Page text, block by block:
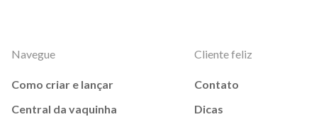
Navegue
Como criar e lançar
Central da vaquinha
Cliente feliz
Contato
Dicas